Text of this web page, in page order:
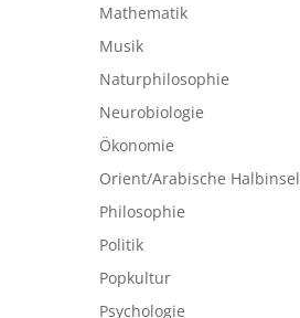
Mathematik
Musik
Naturphilosophie
Neurobiologie
Ökonomie
Orient/Arabische Halbinsel
Philosophie
Politik
Popkultur
Psychologie